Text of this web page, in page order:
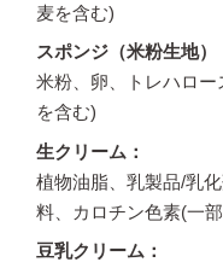
麦を含む)
スポンジ（米粉生地）
米粉、卵、トレハロ
を含む)
生クリーム
植物油脂、乳製品/乳
料、カロチン色素(一
豆乳クリーム